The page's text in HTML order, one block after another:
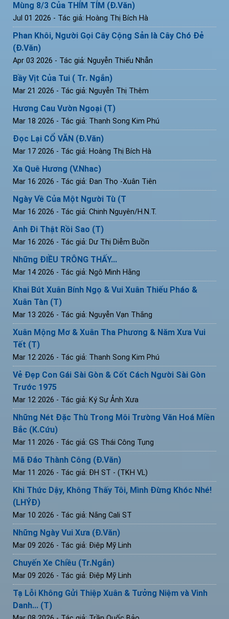
Mùng 8/3 Của THÍM TÍM (Đ.Văn)
Jul 01 2026 - Tác giả: Hoàng Thị Bích Hà
Phan Khôi, Người Gọi Cây Cộng Sản là Cây Chó Đẻ
(Đ.Văn)
Apr 03 2026 - Tác giả: Nguyễn Thiếu Nhẫn
Bầy Vịt Của Tui ( Tr. Ngắn)
Mar 21 2026 - Tác giả: Nguyễn Thị Thêm
Hương Cau Vườn Ngoại (T)
Mar 18 2026 - Tác giả: Thanh Song Kim Phú
Đọc Lại CỔ VĂN (Đ.Văn)
Mar 17 2026 - Tác giả: Hoàng Thị Bích Hà
Xa Quê Hương (V.Nhac)
Mar 16 2026 - Tác giả: Đan Thọ -Xuân Tiên
Ngày Về Của Một Người Tù (T
Mar 16 2026 - Tác giả: Chinh Nguyên/H.N.T.
Anh Đi Thật Rồi Sao (T)
Mar 16 2026 - Tác giả: Dư Thị Diễm Buồn
Những ĐIỀU TRÔNG THẤY...
Mar 14 2026 - Tác giả: Ngô Minh Hằng
Khai Bút Xuân Bính Ngọ & Vui Xuân Thiếu Pháo &
Xuân Tàn (T)
Mar 13 2026 - Tác giả: Nguyễn Vạn Thắng
Xuân Mộng Mơ & Xuân Tha Phương & Năm Xưa Vui
Tết (T)
Mar 12 2026 - Tác giả: Thanh Song Kim Phú
Vẻ Đẹp Con Gái Sài Gòn & Cốt Cách Người Sài Gòn
Trước 1975
Mar 12 2026 - Tác giả: Ký Sự Ảnh Xưa
Những Nét Đặc Thù Trong Môi Trường Văn Hoá Miền
Bắc (K.Cứu)
Mar 11 2026 - Tác giả: GS Thái Công Tụng
Mã Đáo Thành Công (Đ.Văn)
Mar 11 2026 - Tác giả: ĐH ST - (TKH VL)
Khi Thức Dậy, Không Thấy Tôi, Mình Đừng Khóc Nhé!
(LHÝĐ)
Mar 10 2026 - Tác giả: Nắng Cali ST
Những Ngày Vui Xưa (Đ.Văn)
Mar 09 2026 - Tác giả: Điệp Mỹ Linh
Chuyến Xe Chiều (Tr.Ngắn)
Mar 09 2026 - Tác giả: Điệp Mỹ Linh
Tạ Lỗi Không Gửi Thiệp Xuân & Tưởng Niệm và Vinh
Danh... (T)